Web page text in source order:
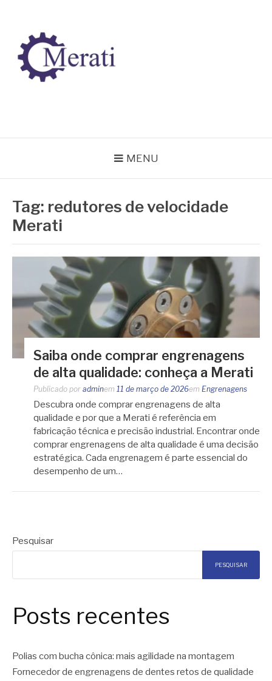
conteúdo
MENU
Tag: redutores de velocidade
Merati
Saiba onde comprar engrenagens
de alta qualidade: conheça a Merati
Publicado por adminem 11 de março de 2026em Engrenagens
Descubra onde comprar engrenagens de alta
qualidade e por que a Merati é referência em
fabricação técnica e precisão industrial. Encontrar onde
comprar engrenagens de alta qualidade é uma decisão
estratégica. Cada engrenagem é parte essencial do
desempenho de um…
Pesquisar
PESQUISAR
Posts recentes
Polias com bucha cônica: mais agilidade na montagem
Fornecedor de engrenagens de dentes retos de qualidade